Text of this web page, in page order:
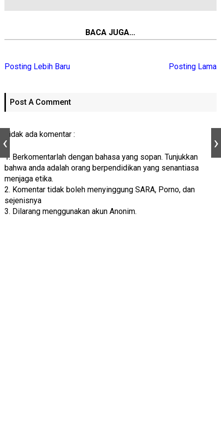
BACA JUGA...
Posting Lebih Baru Posting Lama
Post A Comment
Tidak ada komentar :
1. Berkomentarlah dengan bahasa yang sopan. Tunjukkan
bahwa anda adalah orang berpendidikan yang senantiasa
menjaga etika.
2. Komentar tidak boleh menyinggung SARA, Porno, dan
sejenisnya
3. Dilarang menggunakan akun Anonim.